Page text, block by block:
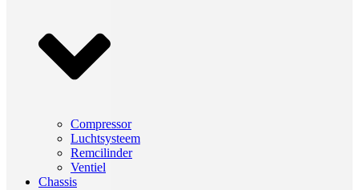
Compressor
Luchtsysteem
Remcilinder
Ventiel
Chassis